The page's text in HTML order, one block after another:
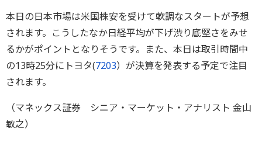
本日の日本市場は米国株安を受けて軟調なスタートが予想
されます。こうしたなか日経平均が下げ渋り底堅さをみせ
るかがポイントとなりそうです。また、本日は取引時間中
の13時25分にトヨタ(7203）が決算を発表する予定で注目
されます。
（マネックス証券 シニア・マーケット・アナリスト 金山
敏之）